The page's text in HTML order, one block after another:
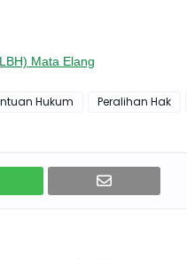
Mata Elang
Hukum Peralihan Hak